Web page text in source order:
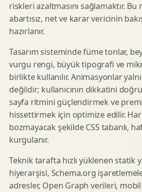
riskleri azaltmasını sağlamaktır.
abartısız, net ve karar vericinin
hazırlanır.
Tasarım sisteminde füme tonlar,
vurgu rengi, büyük tipografi ve
birlikte kullanılır. Animasyonlar
değildir; kullanıcının dikkatini
sayfa ritmini güçlendirmek ve
hissettirmek için optimize edilir.
bozmayacak şekilde CSS tabanlı,
kurgulanır.
Teknik tarafta hızlı yüklenen statik
hiyerarşisi, Schema.org
adresler, Open Graph verileri,